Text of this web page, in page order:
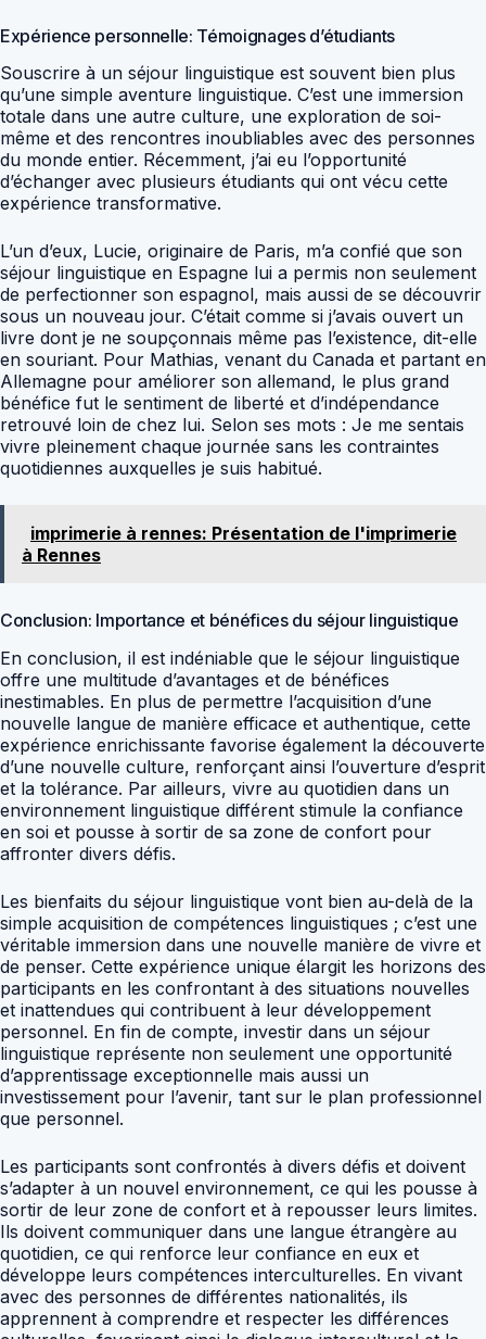
Expérience personnelle: Témoignages d’étudiants
Souscrire à un séjour linguistique est souvent bien plus
qu’une simple aventure linguistique. C’est une immersion
totale dans une autre culture, une exploration de soi-
même et des rencontres inoubliables avec des personnes
du monde entier. Récemment, j’ai eu l’opportunité
d’échanger avec plusieurs étudiants qui ont vécu cette
expérience transformative.
L’un d’eux, Lucie, originaire de Paris, m’a confié que son
séjour linguistique en Espagne lui a permis non seulement
de perfectionner son espagnol, mais aussi de se découvrir
sous un nouveau jour. C’était comme si j’avais ouvert un
livre dont je ne soupçonnais même pas l’existence, dit-elle
en souriant. Pour Mathias, venant du Canada et partant en
Allemagne pour améliorer son allemand, le plus grand
bénéfice fut le sentiment de liberté et d’indépendance
retrouvé loin de chez lui. Selon ses mots : Je me sentais
vivre pleinement chaque journée sans les contraintes
quotidiennes auxquelles je suis habitué.
imprimerie à rennes: Présentation de l'imprimerie
à Rennes
Conclusion: Importance et bénéfices du séjour linguistique
En conclusion, il est indéniable que le séjour linguistique
offre une multitude d’avantages et de bénéfices
inestimables. En plus de permettre l’acquisition d’une
nouvelle langue de manière efficace et authentique, cette
expérience enrichissante favorise également la découverte
d’une nouvelle culture, renforçant ainsi l’ouverture d’esprit
et la tolérance. Par ailleurs, vivre au quotidien dans un
environnement linguistique différent stimule la confiance
en soi et pousse à sortir de sa zone de confort pour
affronter divers défis.
Les bienfaits du séjour linguistique vont bien au-delà de la
simple acquisition de compétences linguistiques ; c’est une
véritable immersion dans une nouvelle manière de vivre et
de penser. Cette expérience unique élargit les horizons des
participants en les confrontant à des situations nouvelles
et inattendues qui contribuent à leur développement
personnel. En fin de compte, investir dans un séjour
linguistique représente non seulement une opportunité
d’apprentissage exceptionnelle mais aussi un
investissement pour l’avenir, tant sur le plan professionnel
que personnel.
Les participants sont confrontés à divers défis et doivent
s’adapter à un nouvel environnement, ce qui les pousse à
sortir de leur zone de confort et à repousser leurs limites.
Ils doivent communiquer dans une langue étrangère au
quotidien, ce qui renforce leur confiance en eux et
développe leurs compétences interculturelles. En vivant
avec des personnes de différentes nationalités, ils
apprennent à comprendre et respecter les différences